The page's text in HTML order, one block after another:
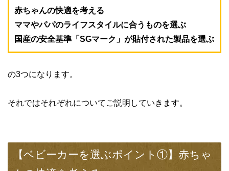
赤ちゃんの快適を考える
ママやパパのライフスタイルに合うものを選ぶ
国産の安全基準「SGマーク」が貼付された製品を選ぶ
の3つになります。
それではそれぞれについてご説明していきます。
【ベビーカーを選ぶポイント①】赤ちゃ